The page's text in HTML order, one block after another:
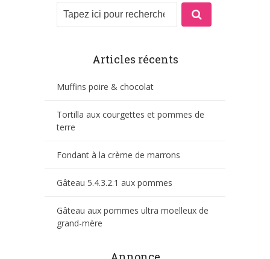
Articles récents
Muffins poire & chocolat
Tortilla aux courgettes et pommes de
terre
Fondant à la crème de marrons
Gâteau 5.4.3.2.1 aux pommes
Gâteau aux pommes ultra moelleux de
grand-mère